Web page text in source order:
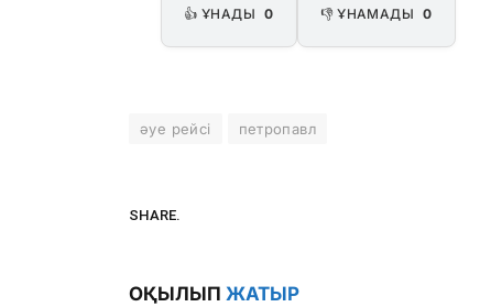
👍 ҰНАДЫ 0 👎 ҰНАМАДЫ 0
әуе рейсі петропавл
SHARE.
ОҚЫЛЫП ЖАТЫР